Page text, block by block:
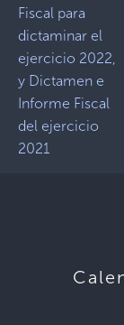
Fiscal para
dictaminar el
ejercicio 2022,
y Dictamen e
Informe Fiscal
del ejercicio
2021